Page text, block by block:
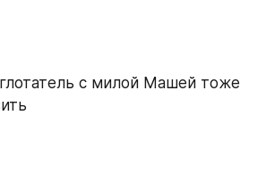
с милой Машей тоже